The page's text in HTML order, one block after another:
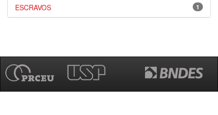
1
ESCRAVOS